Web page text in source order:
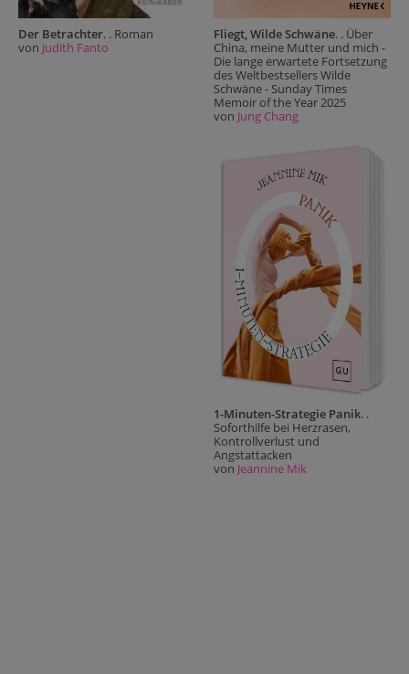
Der Betrachter. . Roman
von Judith Fanto
Fliegt, Wilde Schwäne. . Über
China, meine Mutter und mich -
Die lange erwartete Fortsetzung
des Weltbestsellers Wilde
Schwäne - Sunday Times
Memoir of the Year 2025
von Jung Chang
1-Minuten-Strategie Panik. .
Soforthilfe bei Herzrasen,
Kontrollverlust und
Angstattacken
von Jeannine Mik